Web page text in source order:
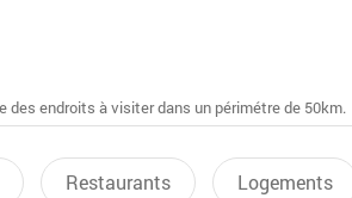
endroits à visiter dans un périmétre de 50km.
Restaurants Logements